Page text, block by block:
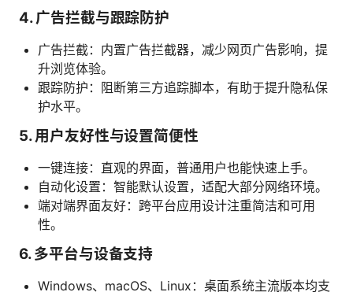
4. 广告拦截与跟踪防护
广告拦截：内置广告拦截器，减少网页广告影响，提
升浏览体验。
跟踪防护：阻断第三方追踪脚本，有助于提升隐私保
护水平。
5. 用户友好性与设置简便性
一键连接：直观的界面，普通用户也能快速上手。
自动化设置：智能默认设置，适配大部分网络环境。
端对端界面友好：跨平台应用设计注重简洁和可用
性。
6. 多平台与设备支持
Windows、macOS、Linux：桌面系统主流版本均支